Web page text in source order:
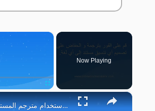
×
Fullscreen
Now Playing
×
كيف يمكنني استخدام مترجم المستندات؟